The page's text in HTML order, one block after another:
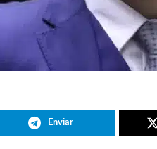
Enviar